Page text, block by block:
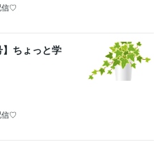
信♡
ちょっと学
信♡